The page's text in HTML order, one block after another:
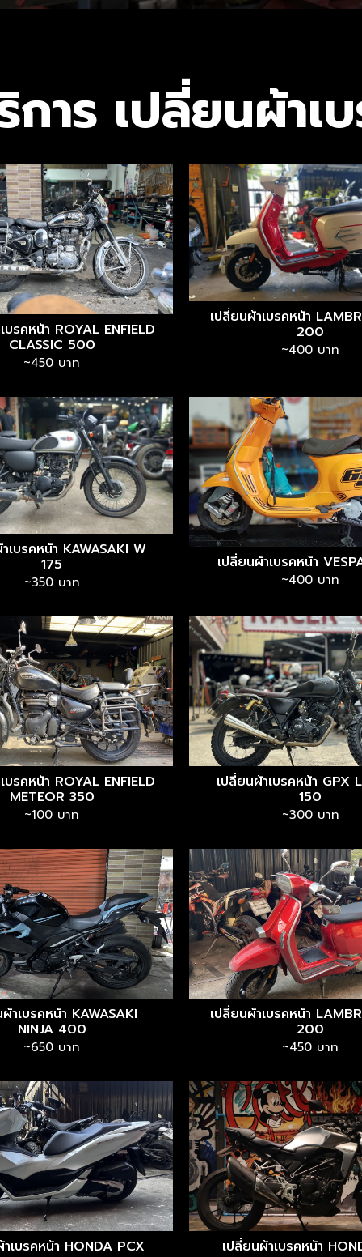
าร เปลี่ยนผ้าเ
บรคหน้า ROYAL ENFIELD
CLASSIC 500
~450 บาท
เปลี่ยนผ้าเบรคหน้า
200
~400 บาท
เบรคหน้า KAWASAKI W
175
~350 บาท
เปลี่ยนผ้าเบรคหน้า
~400 บาท
บรคหน้า ROYAL ENFIELD
METEOR 350
~100 บาท
เปลี่ยนผ้าเบรคหน้า GPX
150
~300 บาท
าเบรคหน้า KAWASAKI
NINJA 400
~650 บาท
เปลี่ยนผ้าเบรคหน้า
200
~450 บาท
เบรคหน้า HONDA PCX เปลี่ยนผ้าเบรคหน้า